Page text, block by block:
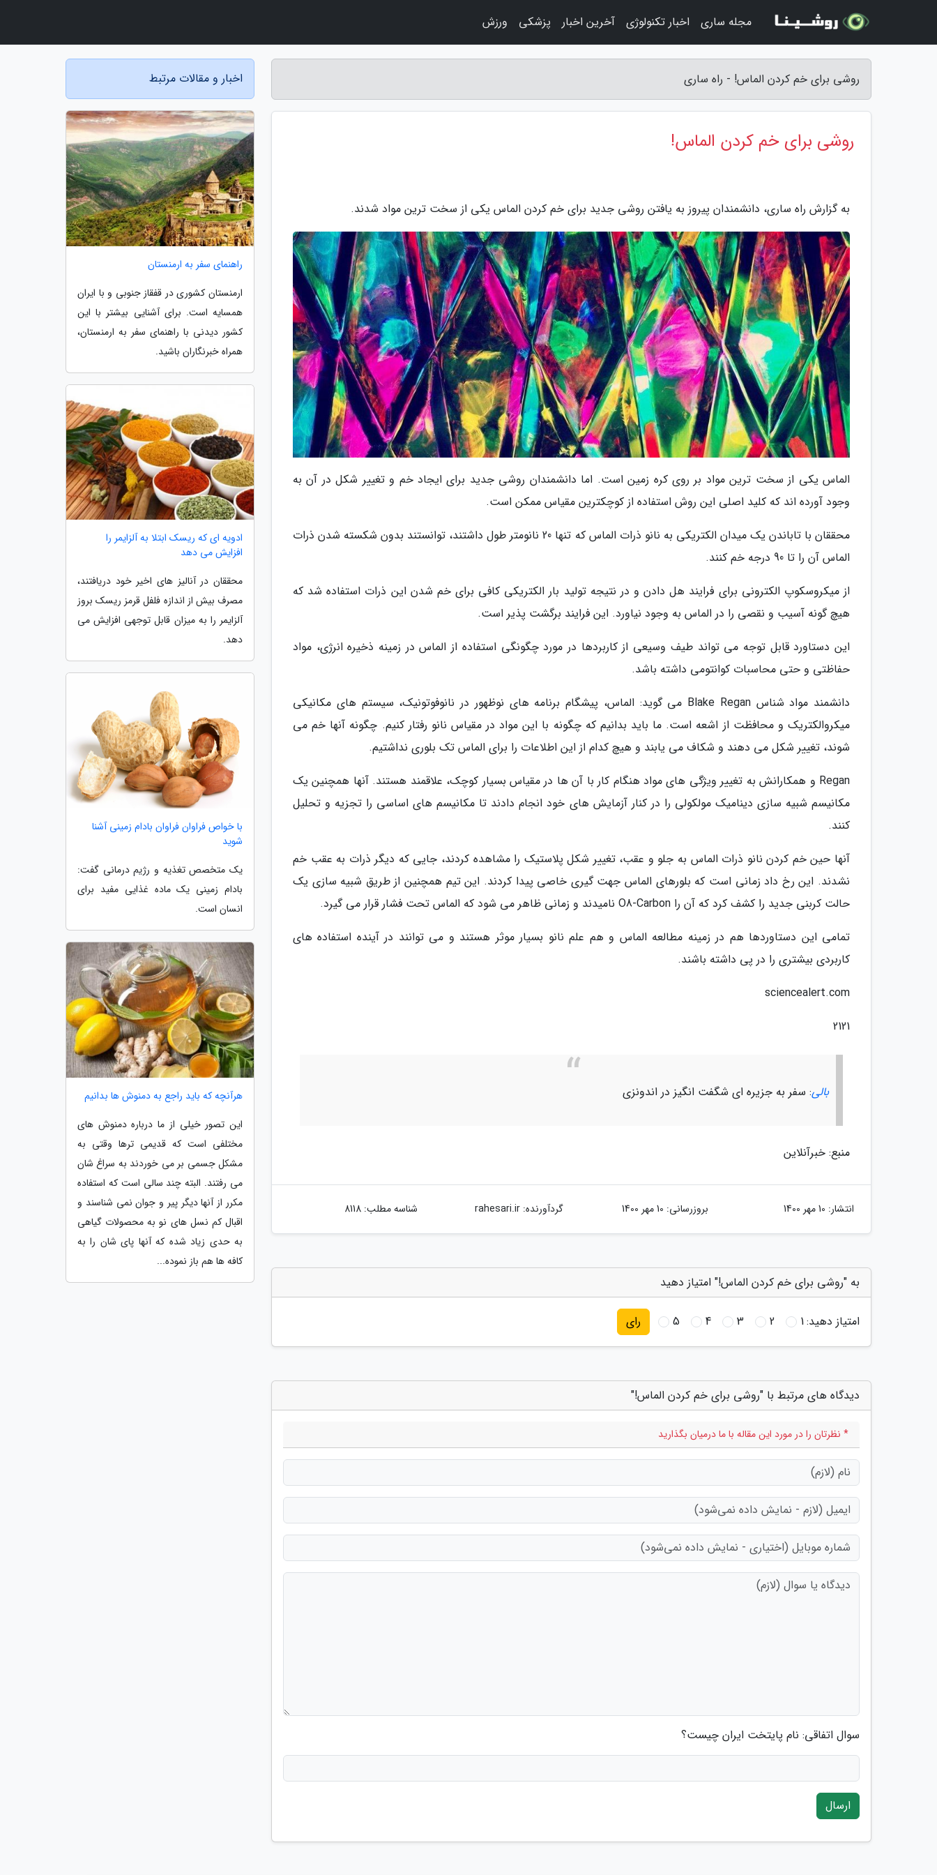
روشی برای خم کردن الماس! - راه ساری
روشی برای خم کردن الماس!
به گزارش راه ساری، دانشمندان پیروز به یافتن روشی جدید برای خم کردن الماس یکی از سخت ترین مواد شدند.
الماس یکی از سخت ترین مواد بر روی کره زمین است. اما دانشمندان روشی جدید برای ایجاد خم و تغییر شکل در آن به
وجود آورده اند که کلید اصلی این روش استفاده از کوچکترین مقیاس ممکن است.
محققان با تاباندن یک میدان الکتریکی به نانو ذرات الماس که تنها 20 نانومتر طول داشتند، توانستند بدون شکسته شدن ذرات
الماس آن را تا 90 درجه خم کنند.
از میکروسکوپ الکترونی برای فرایند هل دادن و در نتیجه تولید بار الکتریکی کافی برای خم شدن این ذرات استفاده شد که
هیچ گونه آسیب و نقصی را در الماس به وجود نیاورد. این فرایند برگشت پذیر است.
این دستاورد قابل توجه می تواند طیف وسیعی از کاربردها در مورد چگونگی استفاده از الماس در زمینه ذخیره انرژی، مواد
حفاظتی و حتی محاسبات کوانتومی داشته باشد.
دانشمند مواد شناس Blake Regan می گوید: الماس، پیشگام برنامه های نوظهور در نانوفوتونیک، سیستم های مکانیکی
میکروالکتریک و محافظت از اشعه است. ما باید بدانیم که چگونه با این مواد در مقیاس نانو رفتار کنیم. چگونه آنها خم می
شوند، تغییر شکل می دهند و شکاف می یابند و هیچ کدام از این اطلاعات را برای الماس تک بلوری نداشتیم.
Regan و همکارانش به تغییر ویژگی های مواد هنگام کار با آن ها در مقیاس بسیار کوچک، علاقمند هستند. آنها همچنین یک
مکانیسم شبیه سازی دینامیک مولکولی را در کنار آزمایش های خود انجام دادند تا مکانیسم های اساسی را تجزیه و تحلیل
کنند.
آنها حین خم کردن نانو ذرات الماس به جلو و عقب، تغییر شکل پلاستیک را مشاهده کردند، جایی که دیگر ذرات به عقب خم
نشدند. این رخ داد زمانی است که بلورهای الماس جهت گیری خاصی پیدا کردند. این تیم همچنین از طریق شبیه سازی یک
حالت کربنی جدید را کشف کرد که آن را O8-Carbon نامیدند و زمانی ظاهر می شود که الماس تحت فشار قرار می گیرد.
تمامی این دستاوردها هم در زمینه مطالعه الماس و هم علم نانو بسیار موثر هستند و می توانند در آینده استفاده های
کاربردی بیشتری را در پی داشته باشند.
sciencealert.com
2121
بالی: سفر به جزیره ای شگفت انگیز در اندونزی
منبع: خبرآنلاین
انتشار: 10 مهر 1400 بروزرسانی: 10 مهر 1400 گردآورنده:rahesari.ir شناسه مطلب: 8118
به "روشی برای خم کردن الماس!" امتیاز دهید
امتیاز دهید:1
2
3
4
5 رای
دیدگاه های مرتبط با "روشی برای خم کردن الماس!"
* نظرتان را در مورد این مقاله با ما درمیان بگذارید
سوال اتفاقی: نام پایتخت ایران چیست؟
ارسال
اخبار و مقالات مرتبط
راهنمای سفر به ارمنستان
ارمنستان کشوری در قفقاز جنوبی و با ایران
همسایه است. برای آشنایی بیشتر با این
کشور دیدنی با راهنمای سفر به ارمنستان،
همراه خبرنگاران باشید.
ادویه ای که ریسک ابتلا به آلزایمر را
افزایش می دهد
محققان در آنالیز های اخیر خود دریافتند،
مصرف بیش از اندازه فلفل قرمز ریسک بروز
آلزایمر را به میزان قابل توجهی افزایش می
دهد.
با خواص فراوان فراوان بادام زمینی آشنا
شوید
یک متخصص تغذیه و رژیم درمانی گفت:
بادام زمینی یک ماده غذایی مفید برای
انسان است.
هرآنچه که باید راجع به دمنوش ها بدانیم
این تصور خیلی از ما درباره دمنوش های
مختلفی است که قدیمی ترها وقتی به
مشکل جسمی بر می خوردند به سراغ شان
می رفتند. البته چند سالی است که استفاده
مکرر از آنها دیگر پیر و جوان نمی شناسند و
اقبال کم نسل های نو به محصولات گیاهی
به حدی زیاد شده که آنها پای شان را به
کافه ها هم باز نموده...
مجله ساری اخبار تکنولوژی آخرین اخبار پزشکی ورزش